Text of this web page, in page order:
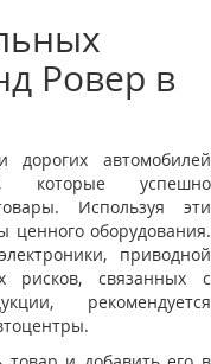
Ровер в
автомобилей
которые успешно
Используя эти
ценного оборудования.
приводной
рисков, связанных с
рекомендуется